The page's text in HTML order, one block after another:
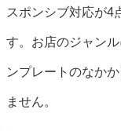
スポンシブ対応が4
す。お店のジャン
ンプレートのなか
ません。